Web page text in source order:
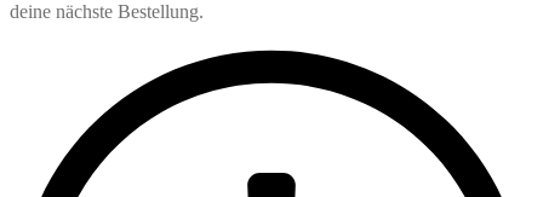
deine nächste Bestellung.